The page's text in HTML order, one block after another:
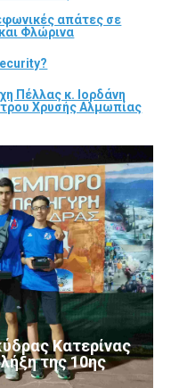
απάτες σε
Φλώρινα
Πέλλας κ. Ιορδάνη
Χρυσής Αλμωπίας
Κατερίνας
της 10ης